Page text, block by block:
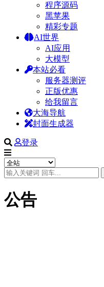
程序源码
黑苹果
精彩专题
AI世界
AI应用
大模型
本站必看
服务器测评
正版优惠
给我留言
大海导航
封面生成器
登录
公告